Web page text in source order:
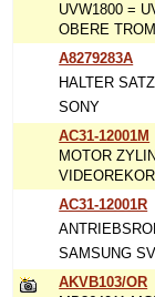
UVW1800 =
OBERE
A8279283A
HALTER
SONY
AC31-12001M
MOTOR
AC31-12001R
SAMSUNG
AKVB103/OR